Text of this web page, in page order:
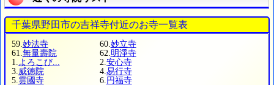
千葉県野田市の吉祥寺付近のお寺一覧表
59. 妙法寺 60. 妙立寺
61. 無量壽院 62. 明淨寺
1. よろこび... 2. 安心寺
3. 威徳院 4. 易行寺
5. 雲國寺 6. 円福寺